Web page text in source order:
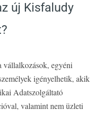
új Kisfaludy
egyéni
igényelhetik, akik
Adatszolgáltató
valamint nem üzleti